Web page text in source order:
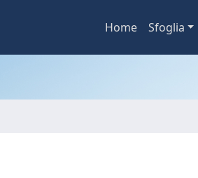
Home Sfoglia